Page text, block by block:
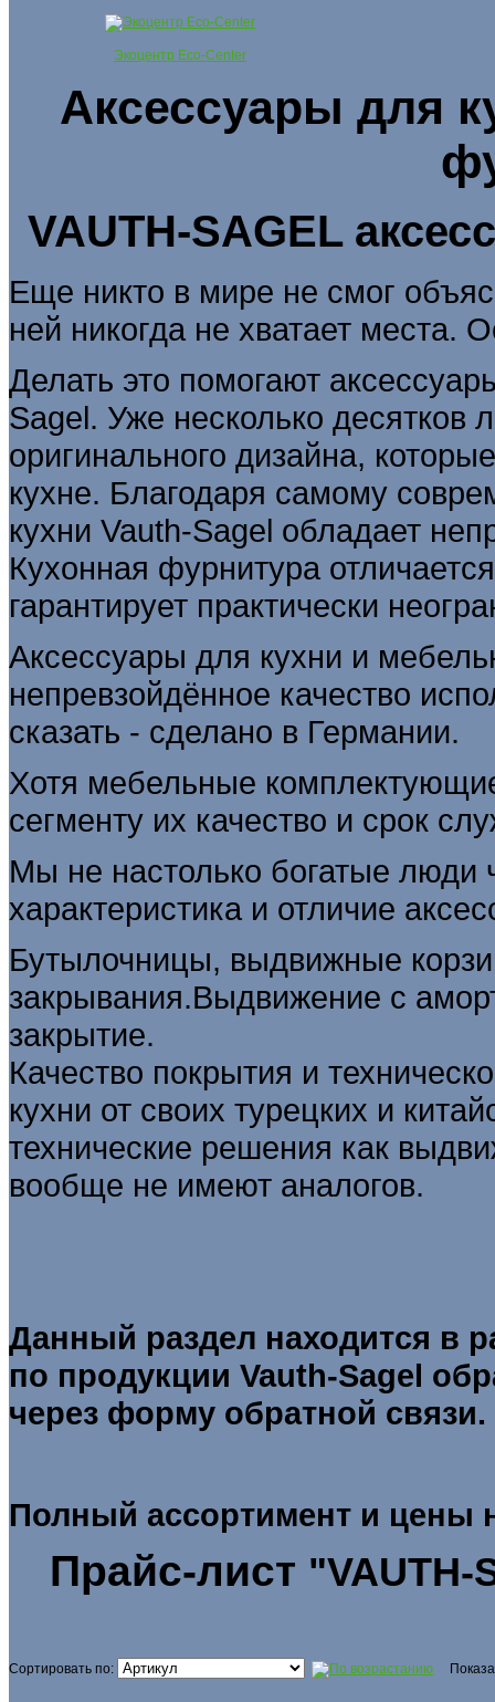
Экоцентр Eco-Center
Аксессуары для
VAUTH-SAGEL
Еще никто в мире не смог
ней никогда не хватает места.
Делать это помогают
Sagel. Уже несколько десятков
оригинального дизайна,
кухне. Благодаря самому
кухни Vauth-Sagel обладает
Кухонная фурнитура
гарантирует практически
Аксессуары для кухни и
непревзойдённое качество
сказать - сделано в Германии.
Хотя мебельные
сегменту их качество и срок
Мы не настолько богатые люди
характеристика и отличие
Бутылочницы, выдвижные
закрывания.Выдвижение с
закрытие.
Качество покрытия и
кухни от своих турецких и
технические решения как
вообще не имеют аналогов.
Данный раздел находится в
по продукции Vauth-Sagel
через форму обратной связи.
Полный ассортимент и цены
Прайс-лист "VAUTH-
Сортировать по: